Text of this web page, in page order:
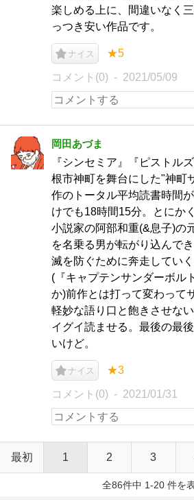
楽しめる上に、間違いなく
っつき安い作品です。
ナイス ★5
コメント(0) 2021/05/09
岡田あづま
『シンセミア』『ピストル
根市神町を舞台にした"神町
作のトータル平均読書時間
けでも18時間15分。とにか
小説家の阿部和重(&息子)の
を名乗る男が転がり込んで
滅を防ぐために奔走してい
(『キャプテンサンダーボル
か)前作とは打って変わって
軽妙な語り口と飽きさせな
イグイ読ませる。最後の最
いけど。
ナイス ★3
コメント(0) 2021/01/31
最初 1 2 3
全86件中 1-20 件を